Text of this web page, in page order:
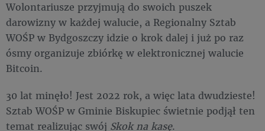
Wolontariusze przyjmują do swoich puszek
darowizny w każdej walucie, a Regionalny Sztab
WOŚP w Bydgoszczy idzie o krok dalej i już po raz
ósmy organizuje zbiórkę w elektronicznej walucie
Bitcoin.
30 lat minęło! Jest 2022 rok, a więc lata dwudzieste!
Sztab WOŚP w Gminie Biskupiec świetnie podjął ten
temat realizując swój Skok na kasę.